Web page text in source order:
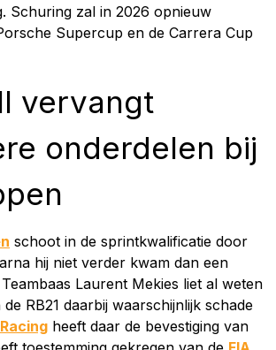
Schuring zal in 2026 opnieuw
Supercup en de Carrera Cup
vervangt
onderdelen bij
schoot in de sprintkwalificatie door
hij niet verder kwam dan een
Laurent Mekies liet al weten
RB21 daarbij waarschijnlijk schade
heeft daar de bevestiging van